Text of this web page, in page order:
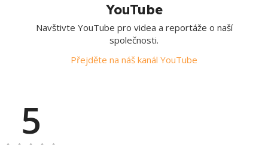
YouTube
Navštivte YouTube pro videa a reportáže o naší
společnosti.
Přejděte na náš kanál YouTube
5